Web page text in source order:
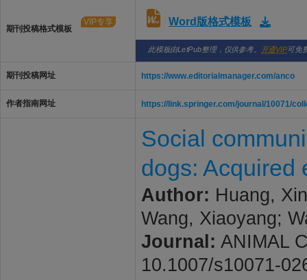
期刊投稿格式模板
VIP专享 Word版格式模板
此模板由LetPub整理，仅供参考。 开通VIP可免
期刊投稿网址 https://www.editorialmanager.com/anco
作者指南网址 https://link.springer.com/journal/10071/
Social
dogs: Acquired
Author: Huang,
Wang, Xiaoyang;
Journal: ANIMAL
10.1007/s10071-